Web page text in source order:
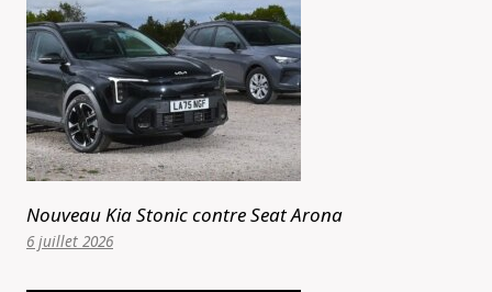
Nouveau Kia Stonic contre Seat Arona
6 juillet 2026